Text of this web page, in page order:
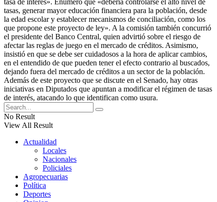
tasa de interés». Enumeró que «debería controlarse el alto nivel de
tasas, generar mayor educación financiera para la población, desde
la edad escolar y establecer mecanismos de conciliación, como los
que propone este proyecto de ley». A la comisión también concurrió
el presidente del Banco Central, quien advirtió sobre el riesgo de
afectar las reglas de juego en el mercado de créditos. Asimismo,
insistió en que se debe ser cuidadosos a la hora de aplicar cambios,
en el entendido de que pueden tener el efecto contrario al buscados,
dejando fuera del mercado de créditos a un sector de la población.
Además de este proyecto que se discute en el Senado, hay otras
iniciativas en Diputados que apuntan a modificar el régimen de tasas
de interés, atacando lo que identifican como usura.
No Result
View All Result
Actualidad
Locales
Nacionales
Policiales
Agropecuarias
Política
Deportes